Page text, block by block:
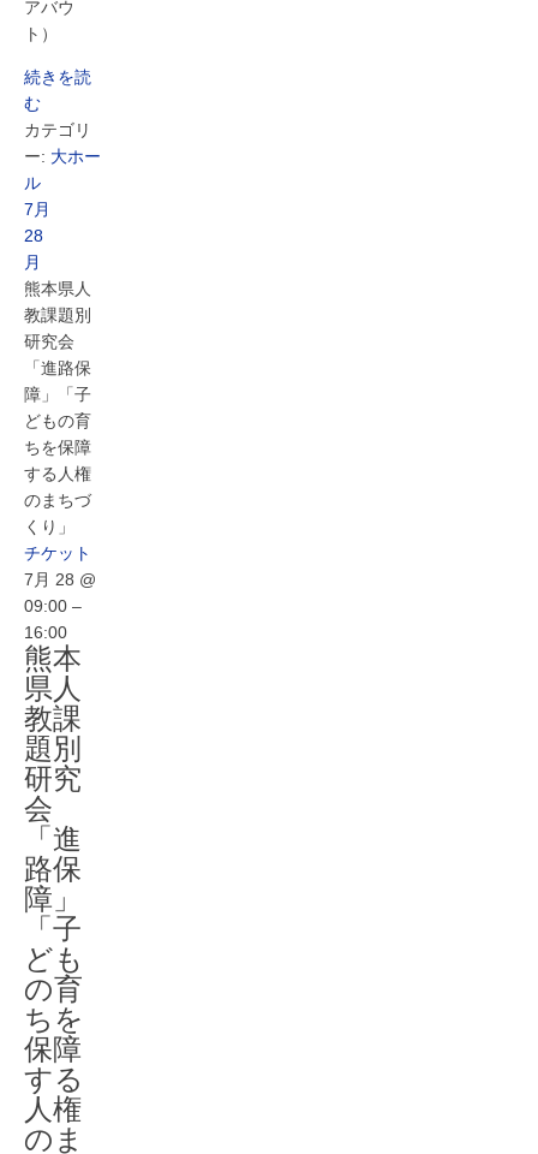
アバウ
ト）
続きを読
む
カテゴリ
ー: 大ホー
ル
7月
28
月
熊本県人
教課題別
研究会
「進路保
障」「子
どもの育
ちを保障
する人権
のまちづ
くり」
チケット
7月 28 @
09:00 –
16:00
熊本
県人
教課
題別
研究
会
「進
路保
障」
「子
ども
の育
ちを
保障
する
人権
のま